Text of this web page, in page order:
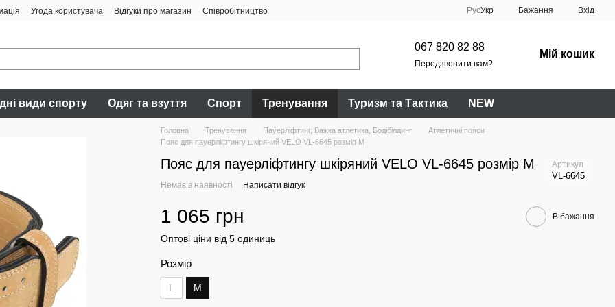
Угода користувача Відгуки про магазин Співробітництво РусУкр Бажання Вхід
067 820 82 88
Передзвонити вам?
Мій кошик
види спорту Одяг та взуття Спорт Тренування Туризм та Тактика NEW
Головна Тренування Пауерліфтинг, Важка атлетика, Бодібілдинг
Атлетичні пояси
Пояс для пауерліфтингу шкіряний VELO VL-6645 розмір M
Пояс для пауерліфтингу шкіряний VELO VL-6645 розмір M Артикул
VL-6645
Немає в наявності Написати відгук
1 065 грн В бажання
Оптові ціни від 5 одиниць
Розмір
L M